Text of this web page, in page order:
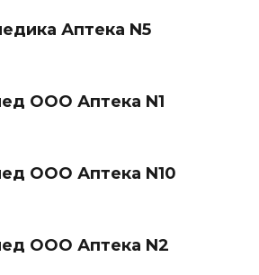
Аптека N5
ООО Аптека N1
ООО Аптека N10
ООО Аптека N2